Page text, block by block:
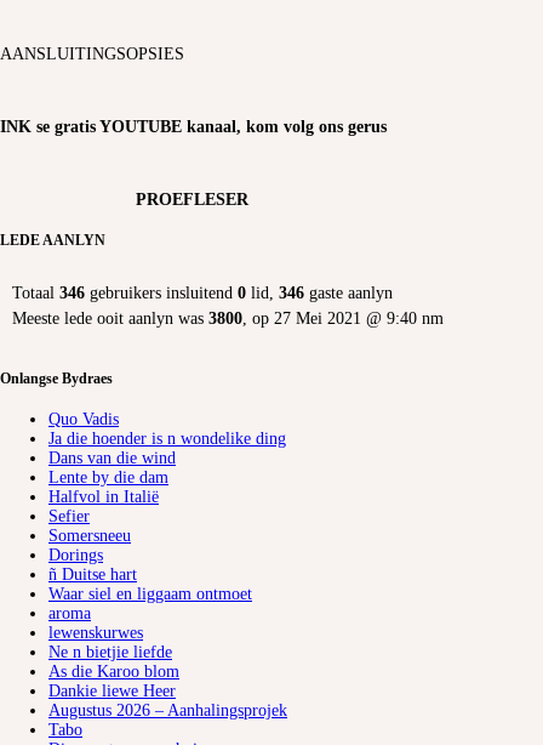
AANSLUITINGSOPSIES
INK se gratis YOUTUBE kanaal, kom volg ons gerus
PROEFLESER
LEDE AANLYN
Totaal 346 gebruikers insluitend 0 lid, 346 gaste aanlyn
Meeste lede ooit aanlyn was 3800, op 27 Mei 2021 @ 9:40 nm
Onlangse Bydraes
Quo Vadis
Ja die hoender is n wondelike ding
Dans van die wind
Lente by die dam
Halfvol in Italië
Sefier
Somersneeu
Dorings
ñ Duitse hart
Waar siel en liggaam ontmoet
aroma
lewenskurwes
Ne n bietjie liefde
As die Karoo blom
Dankie liewe Heer
Augustus 2026 – Aanhalingsprojek
Tabo